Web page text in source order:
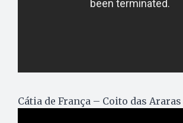
Cátia de França – Coito das Araras